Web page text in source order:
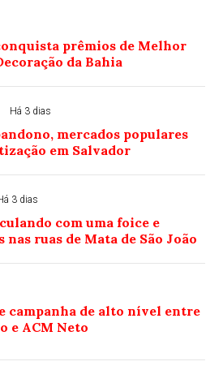
prêmios de Melhor
da Bahia
Há 3 dias
mercados populares
em Salvador
3 dias
com uma foice e
nas ruas de Mata de São João
campanha de alto nível entre
e ACM Neto